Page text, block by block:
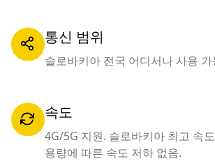
통신 범위
슬로바키아 전국 어디서나 사용 가
속도
4G/5G 지원. 슬로바키아 최고 속
용량에 따른 속도 저하 없음.